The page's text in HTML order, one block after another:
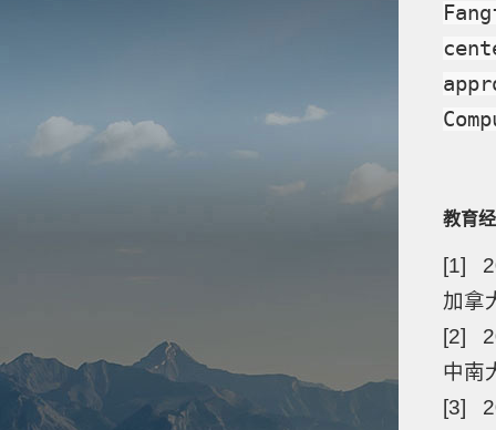
教育
[1]
加拿
[2]
中南
[3]